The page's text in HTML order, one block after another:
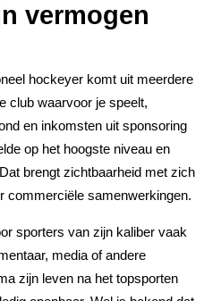
vermogen
hockeyer komt uit meerdere
club waarvoor je speelt,
en inkomsten uit sponsoring
op het hoogste niveau en
brengt zichtbaarheid met zich
commerciële samenwerkingen.
sporters van zijn kaliber vaak
media of andere
zijn leven na het topsporten